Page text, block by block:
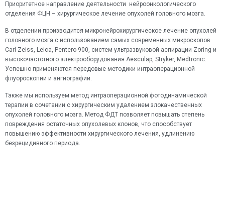
Приоритетное направление деятельности нейроонкологического
отделения ФЦН – хирургическое лечение опухолей головного мозга.
В отделении производится микронейрохирургическое лечение опухолей
головного мозга с использованием самых современных микроскопов
Carl Zeiss, Leica, Pentero 900, систем ультразвуковой аспирации Zoring и
высокочастотного электрооборудования Aesculap, Stryker, Medtronic.
Успешно применяются передовые методики интраоперационной
флуороскопии и ангиографии.
Также мы используем метод интраоперационной фотодинамической
терапии в сочетании с хирургическим удалением злокачественных
опухолей головного мозга. Метод ФДТ позволяет повышать степень
повреждения остаточных опухолевых клонов, что способствует
повышению эффективности хирургического лечения, удлинению
безрецидивного периода.